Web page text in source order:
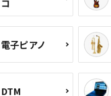
コ
電子ピアノ
DTM